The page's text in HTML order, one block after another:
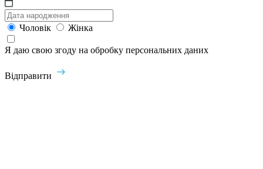
Чоловік Жінка
Я даю свою згоду на обробку персональних даних
Відправити